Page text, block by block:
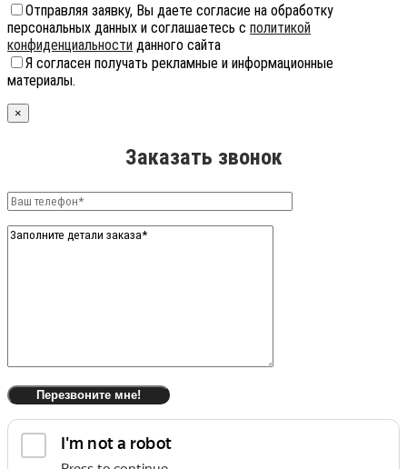
Отправляя заявку, Вы даете согласие на обработку
персональных данных и соглашаетесь с политикой
конфиденциальности данного сайта
Я согласен получать рекламные и информационные
материалы.
×
Заказать звонок